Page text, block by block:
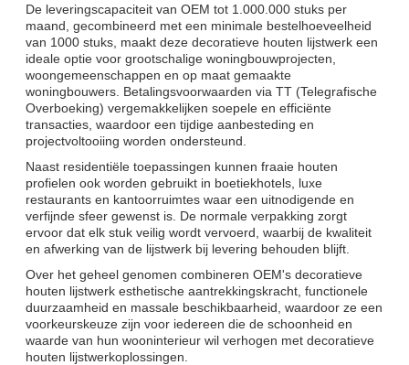
De leveringscapaciteit van OEM tot 1.000.000 stuks per
maand, gecombineerd met een minimale bestelhoeveelheid
van 1000 stuks, maakt deze decoratieve houten lijstwerk een
ideale optie voor grootschalige woningbouwprojecten,
woongemeenschappen en op maat gemaakte
woningbouwers. Betalingsvoorwaarden via TT (Telegrafische
Overboeking) vergemakkelijken soepele en efficiënte
transacties, waardoor een tijdige aanbesteding en
projectvoltooiing worden ondersteund.
Naast residentiële toepassingen kunnen fraaie houten
profielen ook worden gebruikt in boetiekhotels, luxe
restaurants en kantoorruimtes waar een uitnodigende en
verfijnde sfeer gewenst is. De normale verpakking zorgt
ervoor dat elk stuk veilig wordt vervoerd, waarbij de kwaliteit
en afwerking van de lijstwerk bij levering behouden blijft.
Over het geheel genomen combineren OEM's decoratieve
houten lijstwerk esthetische aantrekkingskracht, functionele
duurzaamheid en massale beschikbaarheid, waardoor ze een
voorkeurskeuze zijn voor iedereen die de schoonheid en
waarde van hun wooninterieur wil verhogen met decoratieve
houten lijstwerkoplossingen.